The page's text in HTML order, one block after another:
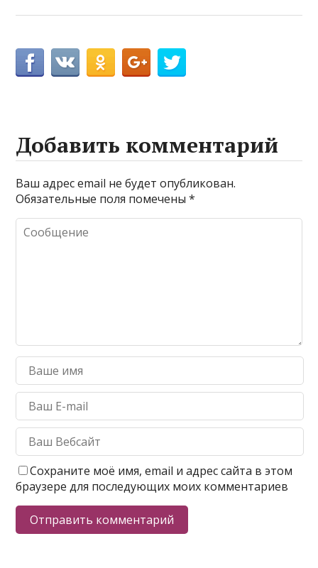
Добавить комментарий
Ваш адрес email не будет опубликован.
Обязательные поля помечены*
Сохраните моё имя, email и адрес сайта в этом
браузере для последующих моих комментариев